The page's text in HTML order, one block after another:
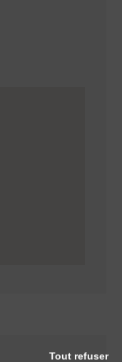
Tout refuser